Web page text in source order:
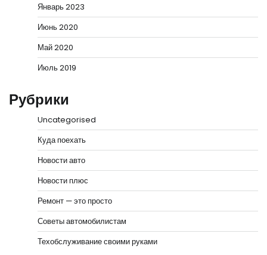
Январь 2023
Июнь 2020
Май 2020
Июль 2019
Рубрики
Uncategorised
Куда поехать
Новости авто
Новости плюс
Ремонт — это просто
Советы автомобилистам
Техобслуживание своими руками